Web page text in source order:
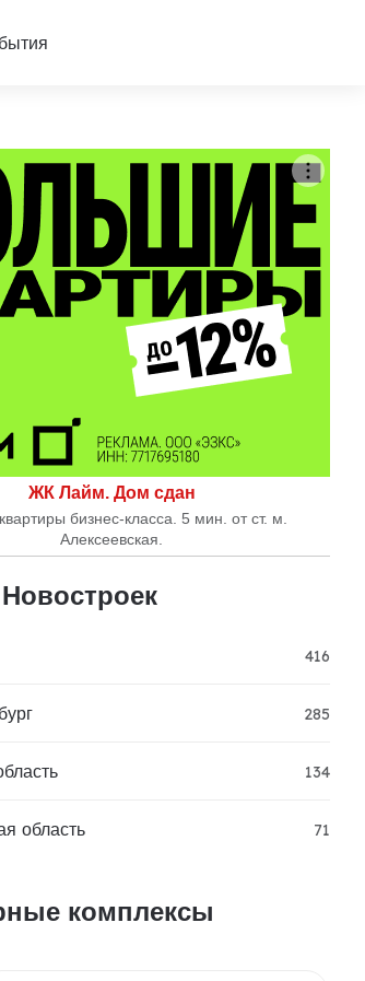
ЖК Лайм. Дом сдан
бизнес-класса. 5 мин. от ст. м.
Алексеевская.
416
285
134
область 71
комплексы